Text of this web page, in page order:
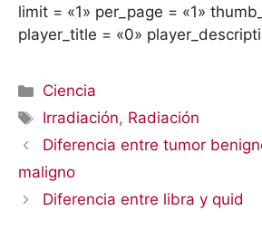
limit = «1» per_page = «1»
player_title = «0»
Categorías
Ciencia
Etiquetas
Irradiación, Radiación
Diferencia entre tumor
maligno
Diferencia entre libra y quid